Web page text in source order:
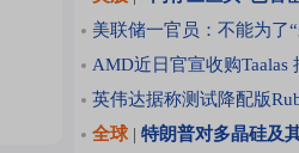
美联储一官员：不能为了
AMD近日官宣收购Taalas
英伟达据称测试降配版
全球 | 特朗普对多晶硅及